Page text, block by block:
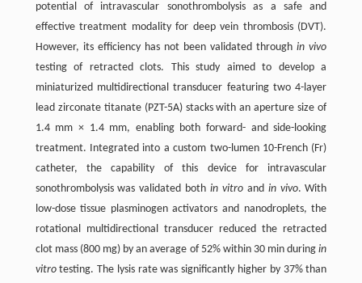
potential of intravascular sonothrombolysis as a safe and
effective treatment modality for deep vein thrombosis (DVT).
However, its efficiency has not been validated throughin vivo
testing of retracted clots. This study aimed to develop a
miniaturized multidirectional transducer featuring two 4-layer
lead zirconate titanate (PZT-5A) stacks with an aperture size of
1.4 mm × 1.4 mm, enabling both forward- and side-looking
treatment. Integrated into a custom two-lumen 10-French (Fr)
catheter, the capability of this device for intravascular
sonothrombolysis was validated bothin vitroand in vivo. With
low-dose tissue plasminogen activators and nanodroplets, the
rotational multidirectional transducer reduced the retracted
clot mass (800 mg) by an average of 52% within 30 min duringin
vitrotesting. The lysis rate was significantly higher by 37% than